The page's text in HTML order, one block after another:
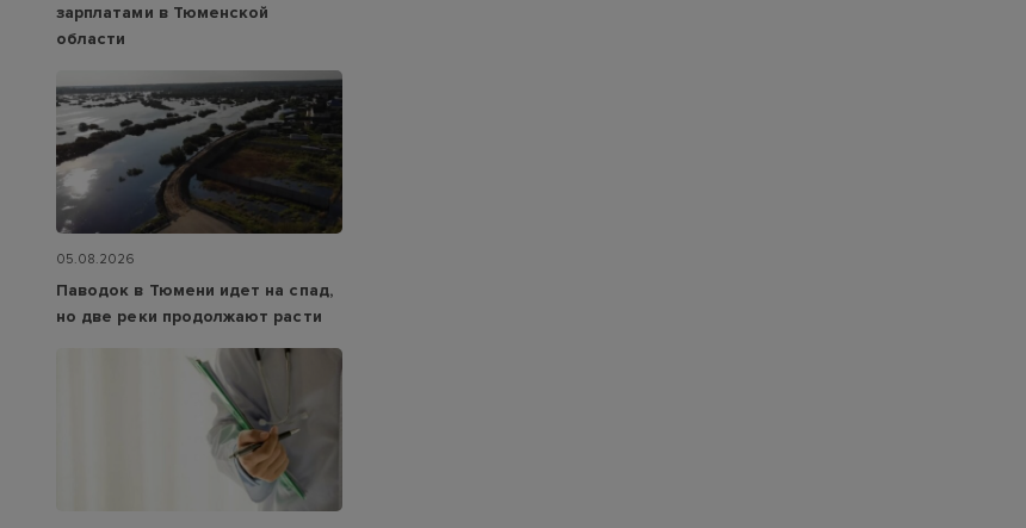
зарплатами в Тюменской
области
05.08.2026
Паводок в Тюмени идет на спад,
но две реки продолжают расти